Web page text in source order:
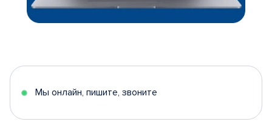
Мы онлайн, пишите, звоните